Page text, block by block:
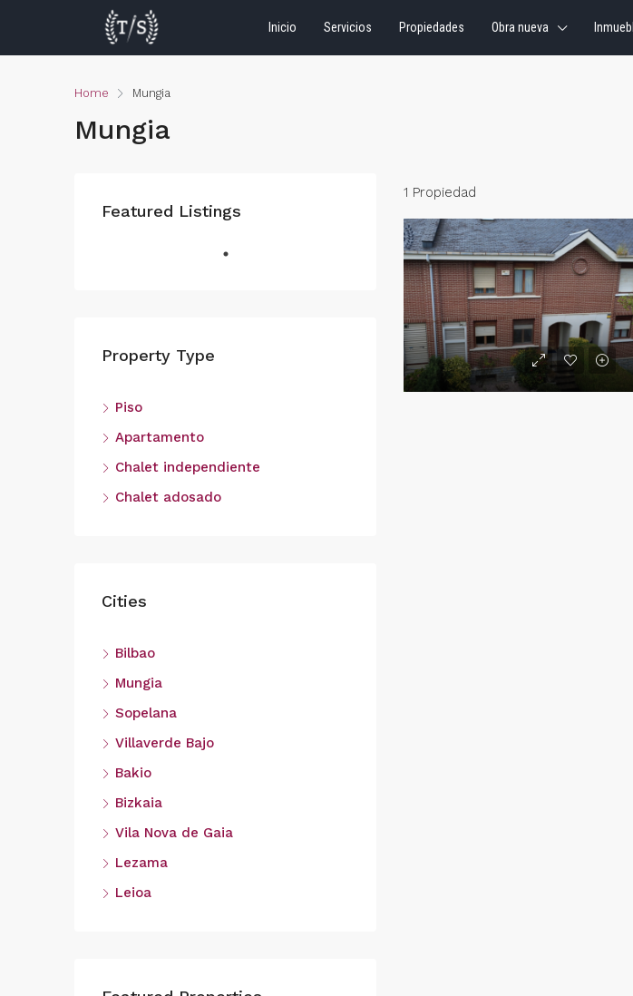
Inicio Servicios Propiedades Obra nueva
Home Mungia
Mungia
1 Propiedad
Featured Listings
Property Type
Piso
Apartamento
Chalet independiente
Chalet adosado
Cities
Bilbao
Mungia
Sopelana
Villaverde Bajo
Bakio
Bizkaia
Vila Nova de Gaia
Lezama
Leioa